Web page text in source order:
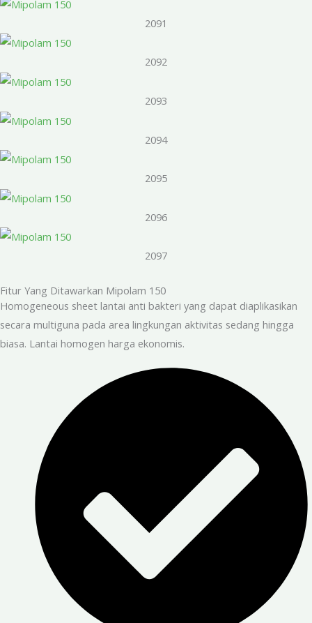
2091
2092
2093
2094
2095
2096
2097
Fitur Yang Ditawarkan Mipolam 150
Homogeneous sheet lantai anti bakteri yang dapat diaplikasikan
secara multiguna pada area lingkungan aktivitas sedang hingga
biasa. Lantai homogen harga ekonomis.